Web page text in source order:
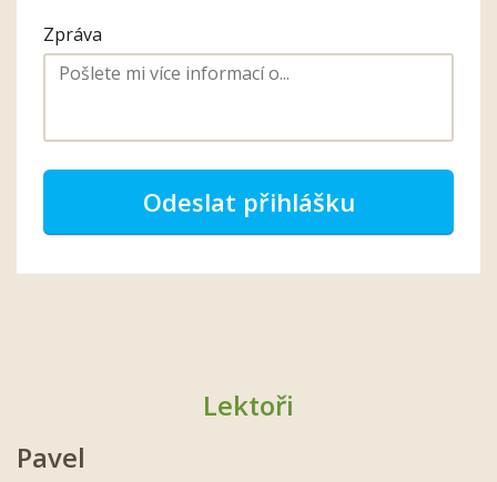
Zpráva
Odeslat přihlášku
Lektoři
Pavel